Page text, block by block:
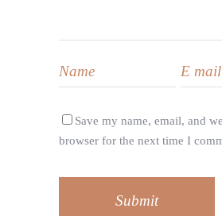
Save my name, email, and
browser for the next time I
Submit